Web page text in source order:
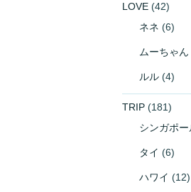
LOVE(42)
ネネ (6)
ムーちゃん
ルル(4)
TRIP(181)
シンガポー
タイ (6)
ハワイ (12)